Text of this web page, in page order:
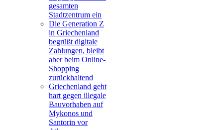
gesamten
Stadtzentrum ein
Die Generation Z
in Griechenland
begrüßt digitale
Zahlungen, bleibt
aber beim Online-
Shopping
zurückhaltend
Griechenland geht
hart gegen illegale
Bauvorhaben auf
Mykonos und
Santorin vor